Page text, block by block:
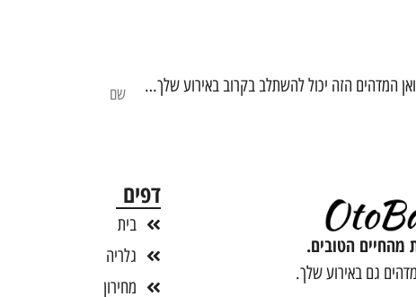
המדהים הזה יכול להשתלב בקרוב באירוע שלך…
מהחיים הטובים.
גם באירוע שלך.
דפים
בית
גלריה
מחירון